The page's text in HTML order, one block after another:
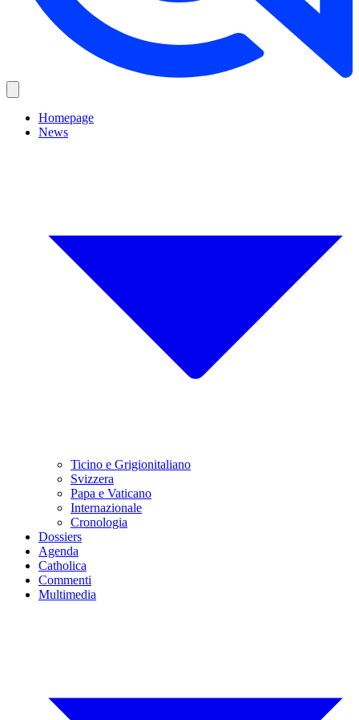
Homepage
News
Ticino e Grigionitaliano
Svizzera
Papa e Vaticano
Internazionale
Cronologia
Dossiers
Agenda
Catholica
Commenti
Multimedia